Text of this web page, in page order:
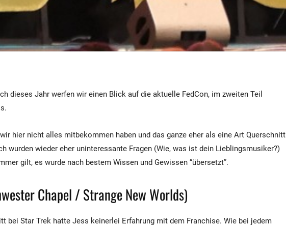
dieses Jahr werfen wir einen Blick auf die aktuelle FedCon, im zweiten Teil
hier nicht alles mitbekommen haben und das ganze eher als eine Art Querschnitt
wurden wieder eher uninteressante Fragen (Wie, was ist dein Lieblingsmusiker?)
gilt, es wurde nach bestem Wissen und Gewissen “übersetzt”.
Chapel / Strange New Worlds)
bei Star Trek hatte Jess keinerlei Erfahrung mit dem Franchise. Wie bei jedem